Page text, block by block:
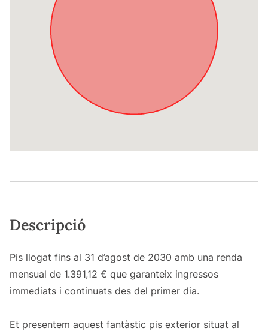
Descripció
Pis llogat fins al 31 d’agost de 2030 amb una renda
mensual de 1.391,12 € que garanteix ingressos
immediats i continuats des del primer dia.
Et presentem aquest fantàstic pis exterior situat al